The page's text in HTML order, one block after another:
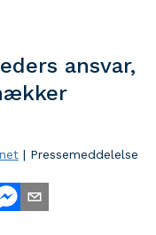
ansvar,
| Pressemeddelelse